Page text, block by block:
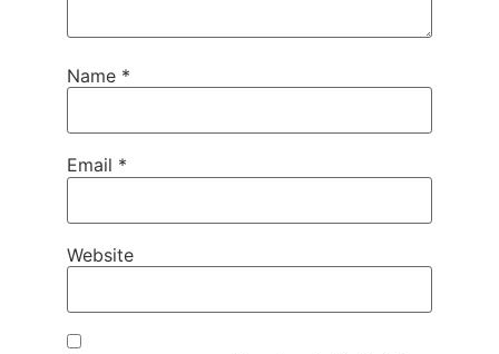
Name *
Email *
Website